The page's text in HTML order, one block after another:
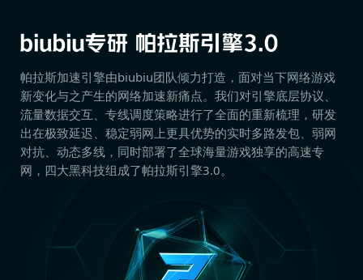
帕拉斯加速引擎由biubiu团队倾力打造，面对当下网络游戏
新变化与之产生的网络加速新痛点。我们对引擎底层协议、
流量数据交互、专线调度策略进行了全面的重新梳理，研发
出在极致延迟、稳定弱网上更具优势的实时多路发包、弱网
对抗、动态多线，同时部署了全球海量游戏独享的高速专
网，四大黑科技组成了帕拉斯引擎3.0。